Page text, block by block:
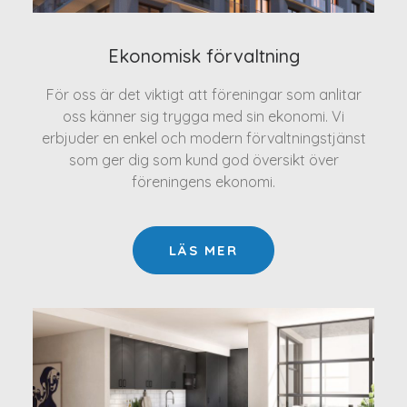
Ekonomisk förvaltning
För oss är det viktigt att föreningar som anlitar
oss känner sig trygga med sin ekonomi. Vi
erbjuder en enkel och modern förvaltningstjänst
som ger dig som kund god översikt över
föreningens ekonomi.
LÄS MER